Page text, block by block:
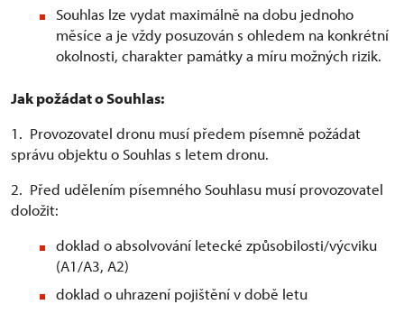
Souhlas lze vydat maximálně na dobu jednoho
měsíce a je vždy posuzován s ohledem na konkrétní
okolnosti, charakter památky a míru možných rizik.
Jak požádat o Souhlas:
1. Provozovatel dronu musí předem písemně požádat
správu objektu o Souhlas s letem dronu.
2. Před udělením písemného Souhlasu musí provozovatel
doložit:
doklad o absolvování letecké způsobilosti/výcviku
(A1/A3, A2)
doklad o uhrazení pojištění v době letu